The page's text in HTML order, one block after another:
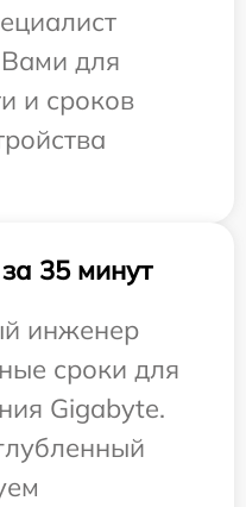
Вами для
и сроков
35 минут
инженер
сроки для
Gigabyte.